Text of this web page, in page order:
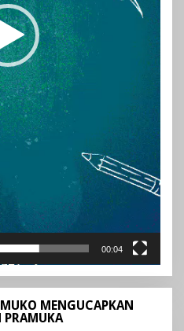
00:04
MENGUCAPKAN
PRAMUKA